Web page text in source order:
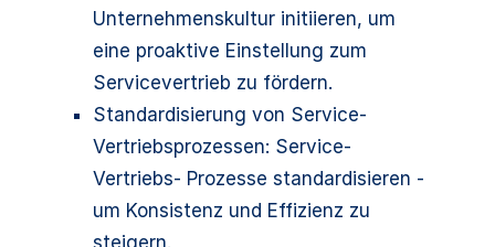
Unternehmenskultur initiieren, um
eine proaktive Einstellung zum
Servicevertrieb zu fördern.
Standardisierung von Service-
Vertriebsprozessen: Service-
Vertriebs- Prozesse standardisieren -
um Konsistenz und Effizienz zu